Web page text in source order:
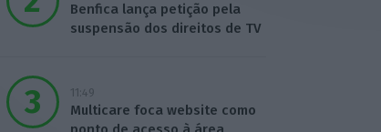
Benfica lança petição pela
suspensão dos direitos de TV
11:49
Multicare foca website como